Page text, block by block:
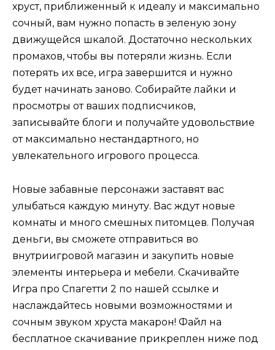
хруст, приближенный к идеалу и максимально
сочный, вам нужно попасть в зеленую зону
движущейся шкалой. Достаточно нескольких
промахов, чтобы вы потеряли жизнь. Если
потерять их все, игра завершится и нужно
будет начинать заново. Собирайте лайки и
просмотры от ваших подписчиков,
записывайте блоги и получайте удовольствие
от максимально нестандартного, но
увлекательного игрового процесса.
Новые забавные персонажи заставят вас
улыбаться каждую минуту. Вас ждут новые
комнаты и много смешных питомцев. Получая
деньги, вы сможете отправиться во
внутриигровой магазин и закупить новые
элементы интерьера и мебели. Скачивайте
Игра про Спагетти 2 по нашей ссылке и
наслаждайтесь новыми возможностями и
сочным звуком хруста макарон! Файл на
бесплатное скачивание прикреплен ниже под